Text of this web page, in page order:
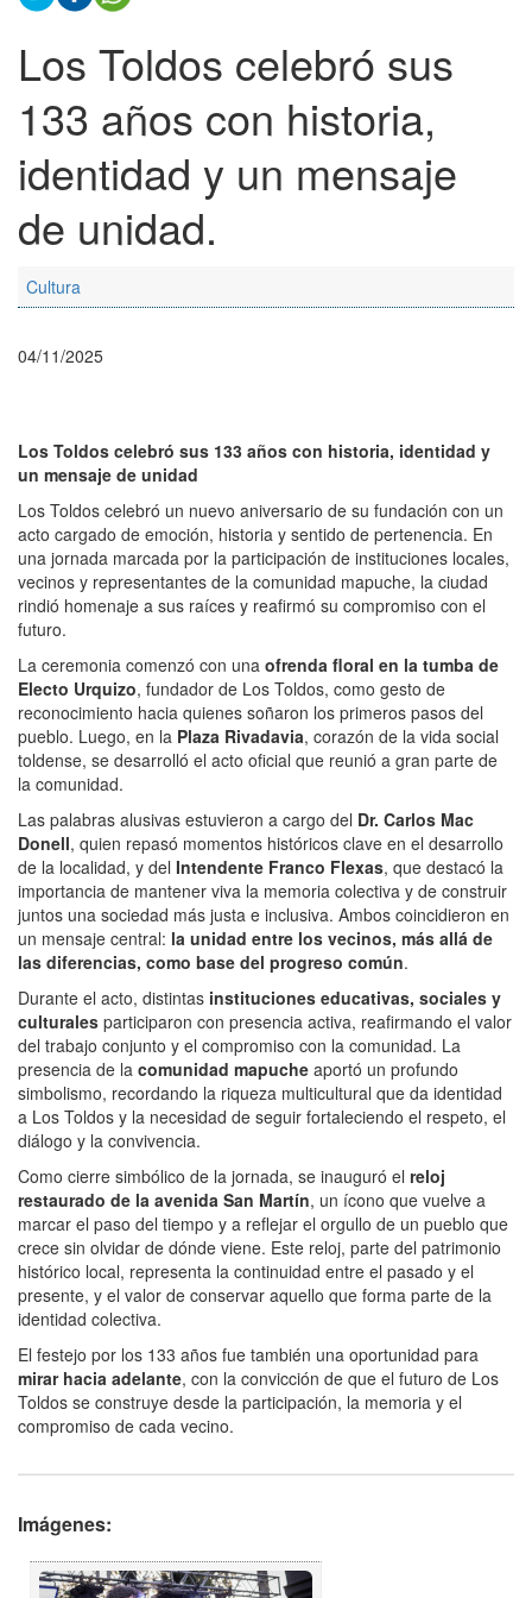
Los Toldos celebró sus
133 años con historia,
identidad y un mensaje
de unidad.
Cultura
04/11/2025
Los Toldos celebró sus 133 años con historia, identidad y
un mensaje de unidad
Los Toldos celebró un nuevo aniversario de su fundación con un
acto cargado de emoción, historia y sentido de pertenencia. En
una jornada marcada por la participación de instituciones locales,
vecinos y representantes de la comunidad mapuche, la ciudad
rindió homenaje a sus raíces y reafirmó su compromiso con el
futuro.
La ceremonia comenzó con una ofrenda floral en la tumba de
Electo Urquizo, fundador de Los Toldos, como gesto de
reconocimiento hacia quienes soñaron los primeros pasos del
pueblo. Luego, en la Plaza Rivadavia, corazón de la vida social
toldense, se desarrolló el acto oficial que reunió a gran parte de
la comunidad.
Las palabras alusivas estuvieron a cargo del Dr. Carlos Mac
Donell, quien repasó momentos históricos clave en el desarrollo
de la localidad, y del Intendente Franco Flexas, que destacó la
importancia de mantener viva la memoria colectiva y de construir
juntos una sociedad más justa e inclusiva. Ambos coincidieron en
un mensaje central: la unidad entre los vecinos, más allá de
las diferencias, como base del progreso común.
Durante el acto, distintas instituciones educativas, sociales y
culturales participaron con presencia activa, reafirmando el valor
del trabajo conjunto y el compromiso con la comunidad. La
presencia de la comunidad mapuche aportó un profundo
simbolismo, recordando la riqueza multicultural que da identidad
a Los Toldos y la necesidad de seguir fortaleciendo el respeto, el
diálogo y la convivencia.
Como cierre simbólico de la jornada, se inauguró el reloj
restaurado de la avenida San Martín, un ícono que vuelve a
marcar el paso del tiempo y a reflejar el orgullo de un pueblo que
crece sin olvidar de dónde viene. Este reloj, parte del patrimonio
histórico local, representa la continuidad entre el pasado y el
presente, y el valor de conservar aquello que forma parte de la
identidad colectiva.
El festejo por los 133 años fue también una oportunidad para
mirar hacia adelante, con la convicción de que el futuro de Los
Toldos se construye desde la participación, la memoria y el
compromiso de cada vecino.
Imágenes: